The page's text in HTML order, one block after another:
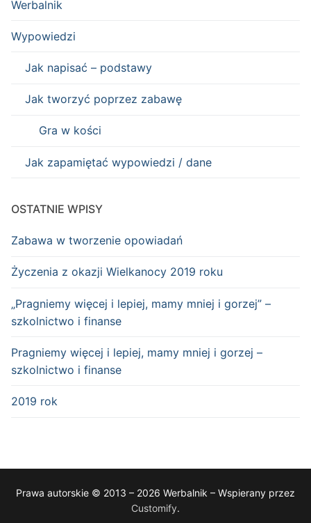
Werbalnik
Wypowiedzi
Jak napisać – podstawy
Jak tworzyć poprzez zabawę
Gra w kości
Jak zapamiętać wypowiedzi / dane
OSTATNIE WPISY
Zabawa w tworzenie opowiadań
Życzenia z okazji Wielkanocy 2019 roku
„Pragniemy więcej i lepiej, mamy mniej i gorzej” –
szkolnictwo i finanse
Pragniemy więcej i lepiej, mamy mniej i gorzej –
szkolnictwo i finanse
2019 rok
Prawa autorskie © 2013 – 2026 Werbalnik – Wspierany przez
Customify.